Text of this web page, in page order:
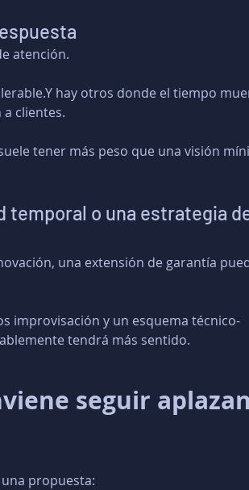
atención.
hay otros donde el tiempo
clientes.
tener más peso que una visión
temporal o una estrategia
una extensión de garantía
improvisación y un esquema técnico-
tendrá más sentido.
seguir
propuesta: